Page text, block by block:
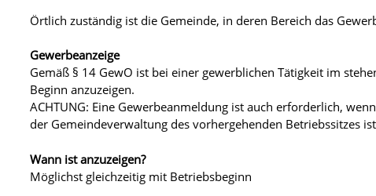
Örtlich zuständig ist die Gemeinde, in deren Bereich das
Gewerbeanzeige
Gemäß § 14 GewO ist bei einer gewerblichen Tätigkeit im
Beginn anzuzeigen.
ACHTUNG: Eine Gewerbeanmeldung ist auch erforderlich,
der Gemeindeverwaltung des vorhergehenden Betriebssitzes
Wann ist anzuzeigen?
Möglichst gleichzeitig mit Betriebsbeginn